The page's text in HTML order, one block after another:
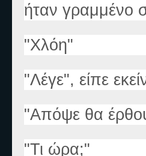
ήταν γραμμένο
"Χλόη"
"Λέγε", είπε
"Απόψε θα
"Τι ώρα;"